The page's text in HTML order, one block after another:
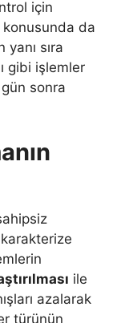
için
da
sıra
gibi işlemler
gün sonra
ile
azalarak
türünün